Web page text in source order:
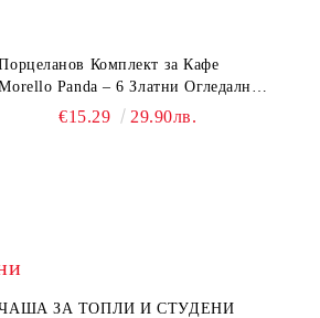
Комплект за Кафе
Panda – 6 Златни Огледални
Чаши с Анаморфно Отражение и
€15.29 29.90лв.
ЗА ТОПЛИ И СТУДЕНИ